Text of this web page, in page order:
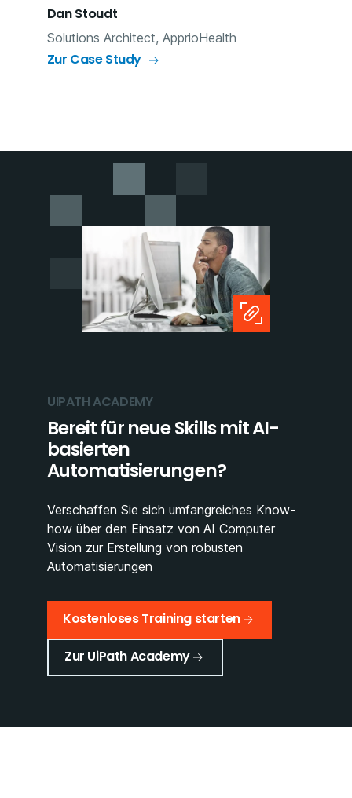
Dan Stoudt
Solutions Architect, ApprioHealth
Zur Case Study
UIPATH ACADEMY
Bereit für neue Skills mit AI-
basierten
Automatisierungen?
Verschaffen Sie sich umfangreiches Know-
how über den Einsatz von AI Computer
Vision zur Erstellung von robusten
Automatisierungen
Kostenloses Training starten
Zur UiPath Academy